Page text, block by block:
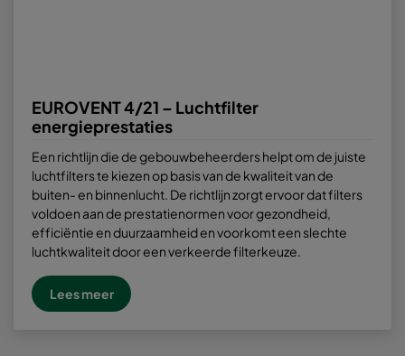
EUROVENT 4/21 – Luchtfilter
energieprestaties
Een richtlijn die de gebouwbeheerders helpt om de juiste
luchtfilters te kiezen op basis van de kwaliteit van de
buiten- en binnenlucht. De richtlijn zorgt ervoor dat filters
voldoen aan de prestatienormen voor gezondheid,
efficiëntie en duurzaamheid en voorkomt een slechte
luchtkwaliteit door een verkeerde filterkeuze.
Lees meer